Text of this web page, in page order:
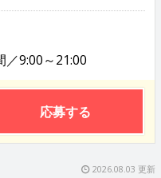
／9:00～21:00
応募する
2026.08.03 更新